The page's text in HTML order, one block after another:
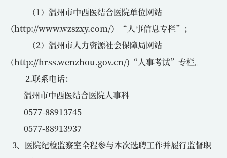
（1）温州市中西医结合医院单位网站
（http://www.wzszxy.com/）“人事信息专栏”；
（2）温州市人力资源社会保障局网站
（http://hrss.wenzhou.gov.cn/) “人事考试”专栏。
2.联系电话：
温州市中西医结合医院人事科
0577-88913745
0577-88913937
3、医院纪检监察室全程参与本次选聘工作并履行监督职